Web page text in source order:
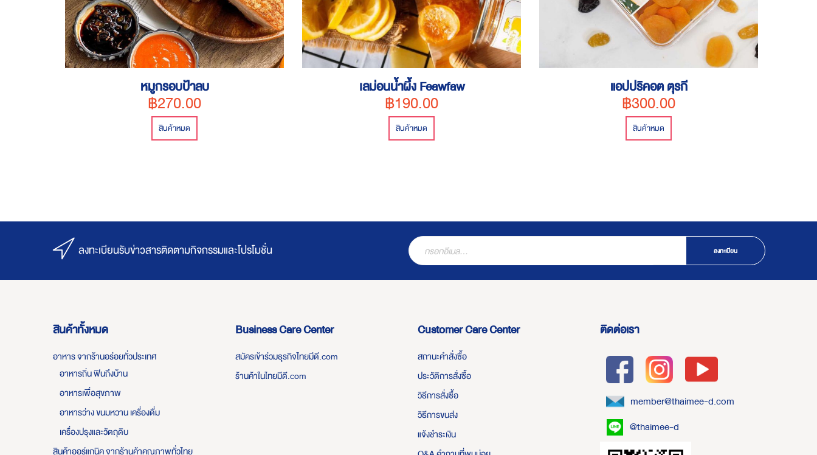
หมูกรอบป้าลบ
฿270.00
สินค้าหมด
เลม่อนน้ำผึ้ง Feawfaw
฿190.00
สินค้าหมด
แอปปริคอต ตุรกี
฿300.00
สินค้าหมด
ลงทะเบียนรับข่าวสารติดตามกิจกรรมและโปรโมชั่น ลงทะเบียน
สินค้าทั้งหมด
อาหาร จากร้านอร่อยทั่วประเทศ
อาหารถิ่น ฟินถึงบ้าน
อาหารเพื่อสุขภาพ
อาหารว่าง ขนมหวาน เครื่องดื่ม
เครื่องปรุงและวัตถุดิบ
สินค้าออร์แกนิค จากร้านค้าคุณภาพทั่วไทย
Business Care Center
สมัครเข้าร่วมธุรกิจไทยมีดี.com
ร้านค้าในไทยมีดี.com
Customer Care Center
สถานะคำสั่งซื้อ
ประวัติการสั่งซื้อ
วิธีการสั่งซื้อ
วิธีการขนส่ง
แจ้งชำระเงิน
ติดต่อเรา
member@thaimee-d.com
@thaimee-d